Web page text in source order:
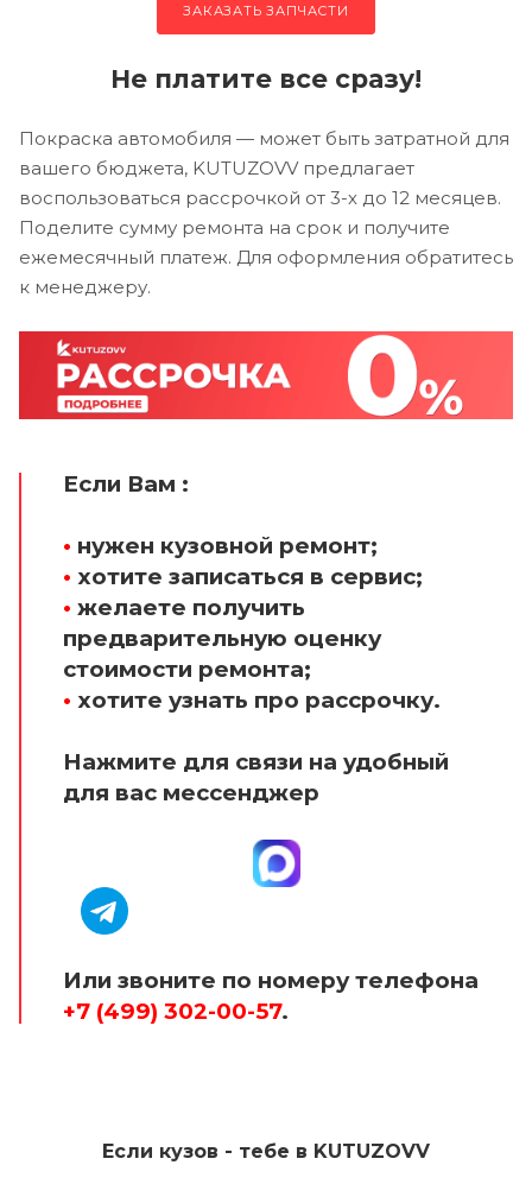
ЗАКАЗАТЬ ЗАПЧАСТИ
Не платите все сразу!
Покраска автомобиля — может быть затратной для
вашего бюджета, KUTUZOVV предлагает
воспользоваться рассрочкой от 3-х до 12 месяцев.
Поделите сумму ремонта на срок и получите
ежемесячный платеж. Для оформления обратитесь
к менеджеру.
Если Вам :
• нужен кузовной ремонт;
• хотите записаться в сервис;
• желаете получить
предварительную оценку
стоимости ремонта;
• хотите узнать про рассрочку.
Нажмите для связи на удобный
для вас мессенджер
Или звоните по номеру телефона
+7 (499) 302-00-57.
Если кузов - тебе в KUTUZOVV